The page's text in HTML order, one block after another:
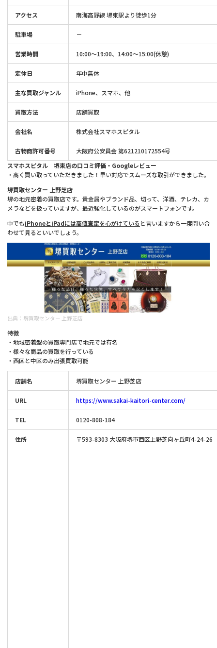
アクセス 南海高野線 堺東駅より徒歩1分
駐車場 －
営業時間 10:00〜19:00、14:00～15:00(休憩)
定休日 年中無休
主な買取ジャンル iPhone、スマホ、他
買取方法 店舗買取
会社名 株式会社スマホスピタル
古物商許可番号
大阪府公安員会 第621210172554号
スマホスピタル 堺東店の口コミ評価・Googleレビュー
・高く買い取っていただきました！早い対応でスムーズな取引ができました。
堺買取センター 上野芝店
堺の地元密着の買取店です。貴金属やブランド品、切って、洋酒、テレカ、カ
メラなどを扱っていますが、最近強化しているのがスマートフォンです。
中でもiPhoneとiPadには高値査定を心がけている と言いますから一度問い合
わせて見るといいでしょう。
出典： 堺買取センター 上野芝店
特徴
・地域密着型の買取専門店で地元では有名
・様々な商品の買取を行っている
・西区と中区のみ出張買取可能
店舗名 堺買取センター 上野芝店
URL https://www.sakai-kaitori-center.com/
TEL 0120-808-184
住所 〒593-8303 大阪府堺市西区上野芝向ヶ丘町4-24-26